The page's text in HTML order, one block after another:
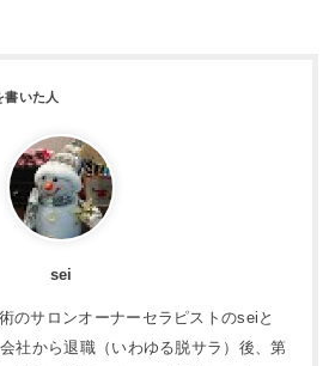
sei
のサロンオーナーセラピストのseiと
社から退職（いわゆる脱サラ）後、第